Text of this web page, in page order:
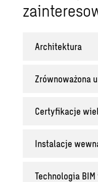
Architektura
Zrównoważona
Certyfikacje
Instalacje
Technologia